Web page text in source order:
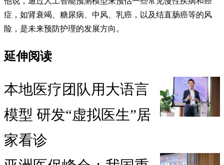
症，如肾衰竭、糖尿病、中风、乳癌，以及结直肠癌等的风
险，是未来预防护理的发展方向。
延伸阅读
本地医疗团队用大语言
模型 研发“虚拟医生”居
家看诊